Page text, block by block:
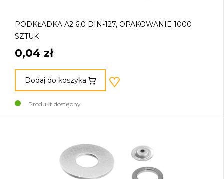
PODKŁADKA A2 6,0 DIN-127, OPAKOWANIE 1000
SZTUK
0,04 zł
Dodaj do koszyka
Produkt dostępny